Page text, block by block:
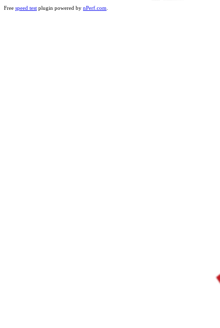
Free speed test plugin powered by nPerf.com